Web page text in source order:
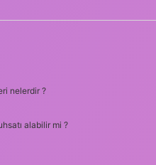
nelerdir ?
alabilir mi ?